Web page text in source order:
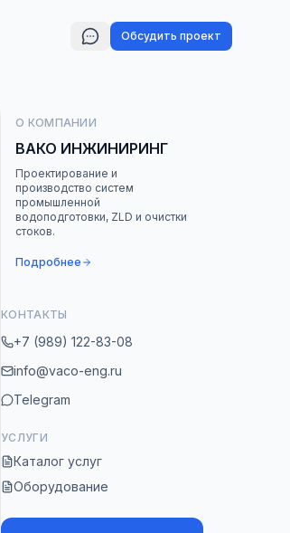
Обсудить проект
О КОМПАНИИ
ВАКО ИНЖИНИРИНГ
Проектирование и
производство систем
промышленной
водоподготовки, ZLD и очистки
стоков.
Подробнее
КОНТАКТЫ
+7 (989) 122-83-08
info@vaco-eng.ru
Telegram
УСЛУГИ
Каталог услуг
Оборудование